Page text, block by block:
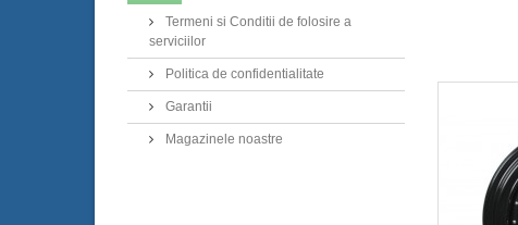
Termeni si Conditii de folosire a
serviciilor
Politica de confidentialitate
Garantii
Magazinele noastre